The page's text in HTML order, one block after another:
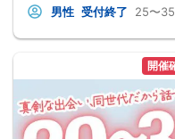
男性 受付終了 25〜
開催